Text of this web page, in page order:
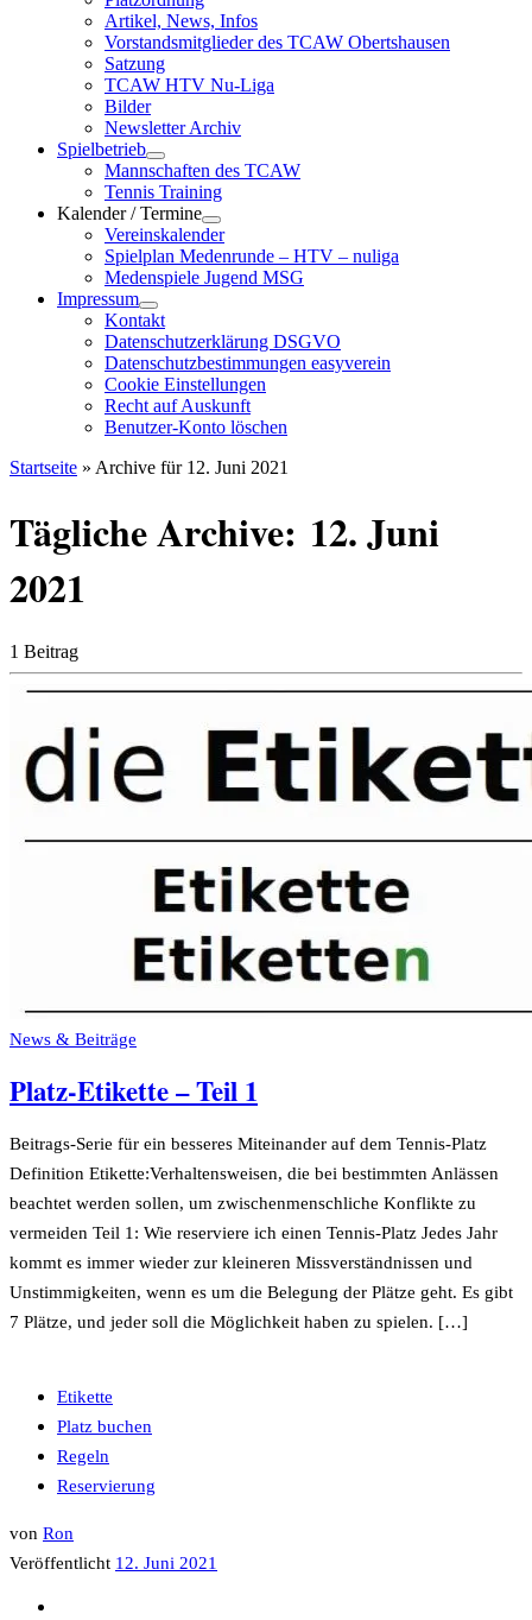
Artikel, News, Infos
Vorstandsmitglieder des TCAW Obertshausen
Satzung
TCAW HTV Nu-Liga
Bilder
Newsletter Archiv
Spielbetrieb
Mannschaften des TCAW
Tennis Training
Kalender / Termine
Vereinskalender
Spielplan Medenrunde – HTV – nuliga
Medenspiele Jugend MSG
Impressum
Kontakt
Datenschutzerklärung DSGVO
Datenschutzbestimmungen easyverein
Cookie Einstellungen
Recht auf Auskunft
Benutzer-Konto löschen
Startseite » Archive für 12. Juni 2021
Tägliche Archive: 12. Juni
2021
1 Beitrag
News & Beiträge
Platz-Etikette – Teil 1
Beitrags-Serie für ein besseres Miteinander auf dem Tennis-Platz
Definition Etikette:Verhaltensweisen, die bei bestimmten Anlässen
beachtet werden sollen, um zwischenmenschliche Konflikte zu
vermeiden Teil 1: Wie reserviere ich einen Tennis-Platz Jedes Jahr
kommt es immer wieder zur kleineren Missverständnissen und
Unstimmigkeiten, wenn es um die Belegung der Plätze geht. Es gibt
7 Plätze, und jeder soll die Möglichkeit haben zu spielen. […]
Etikette
Platz buchen
Regeln
Reservierung
von Ron
Veröffentlicht 12. Juni 2021